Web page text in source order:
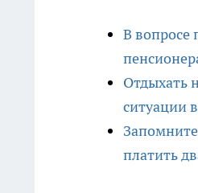
В вопросе
Отдыхать
ситуации
платить